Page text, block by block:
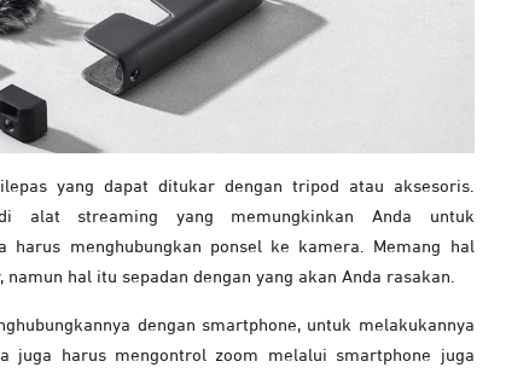
yang dapat ditukar dengan tripod atau aksesoris.
alat streaming yang memungkinkan Anda untuk
harus menghubungkan ponsel ke kamera. Memang hal
hal itu sepadan dengan yang akan Anda rasakan.
dengan smartphone, untuk melakukannya
juga harus mengontrol zoom melalui smartphone juga